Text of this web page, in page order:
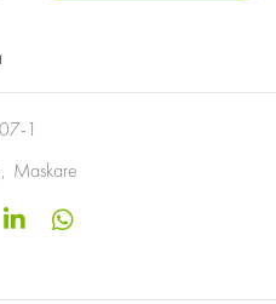
1
, Maskare